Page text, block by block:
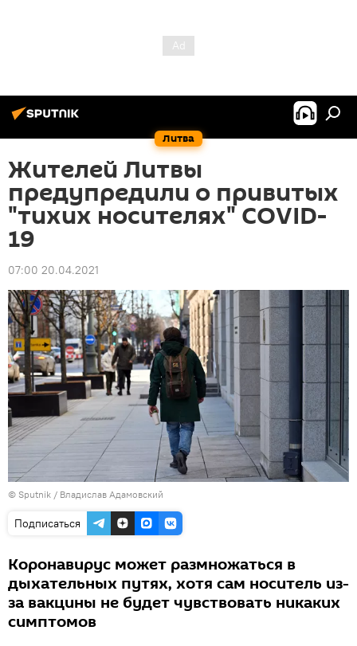
Литва
Жителей Литвы
предупредили о привитых
"тихих носителях" COVID-
19
07:00 20.04.2021
© Sputnik / Владислав Адамовский
Подписаться
Коронавирус может размножаться в
дыхательных путях, хотя сам носитель из-
за вакцины не будет чувствовать никаких
симптомов